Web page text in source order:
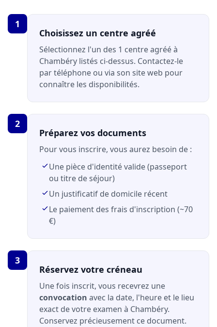
1
Choisissez un centre agréé
Sélectionnez l'un des 1 centre agréé à
Chambéry listés ci-dessus. Contactez-le
par téléphone ou via son site web pour
connaître les disponibilités.
2
Préparez vos documents
Pour vous inscrire, vous aurez besoin de :
Une pièce d'identité valide (passeport
ou titre de séjour)
Un justificatif de domicile récent
Le paiement des frais d'inscription (~70
€)
3
Réservez votre créneau
Une fois inscrit, vous recevrez une
convocation avec la date, l'heure et le lieu
exact de votre examen à Chambéry.
Conservez précieusement ce document.